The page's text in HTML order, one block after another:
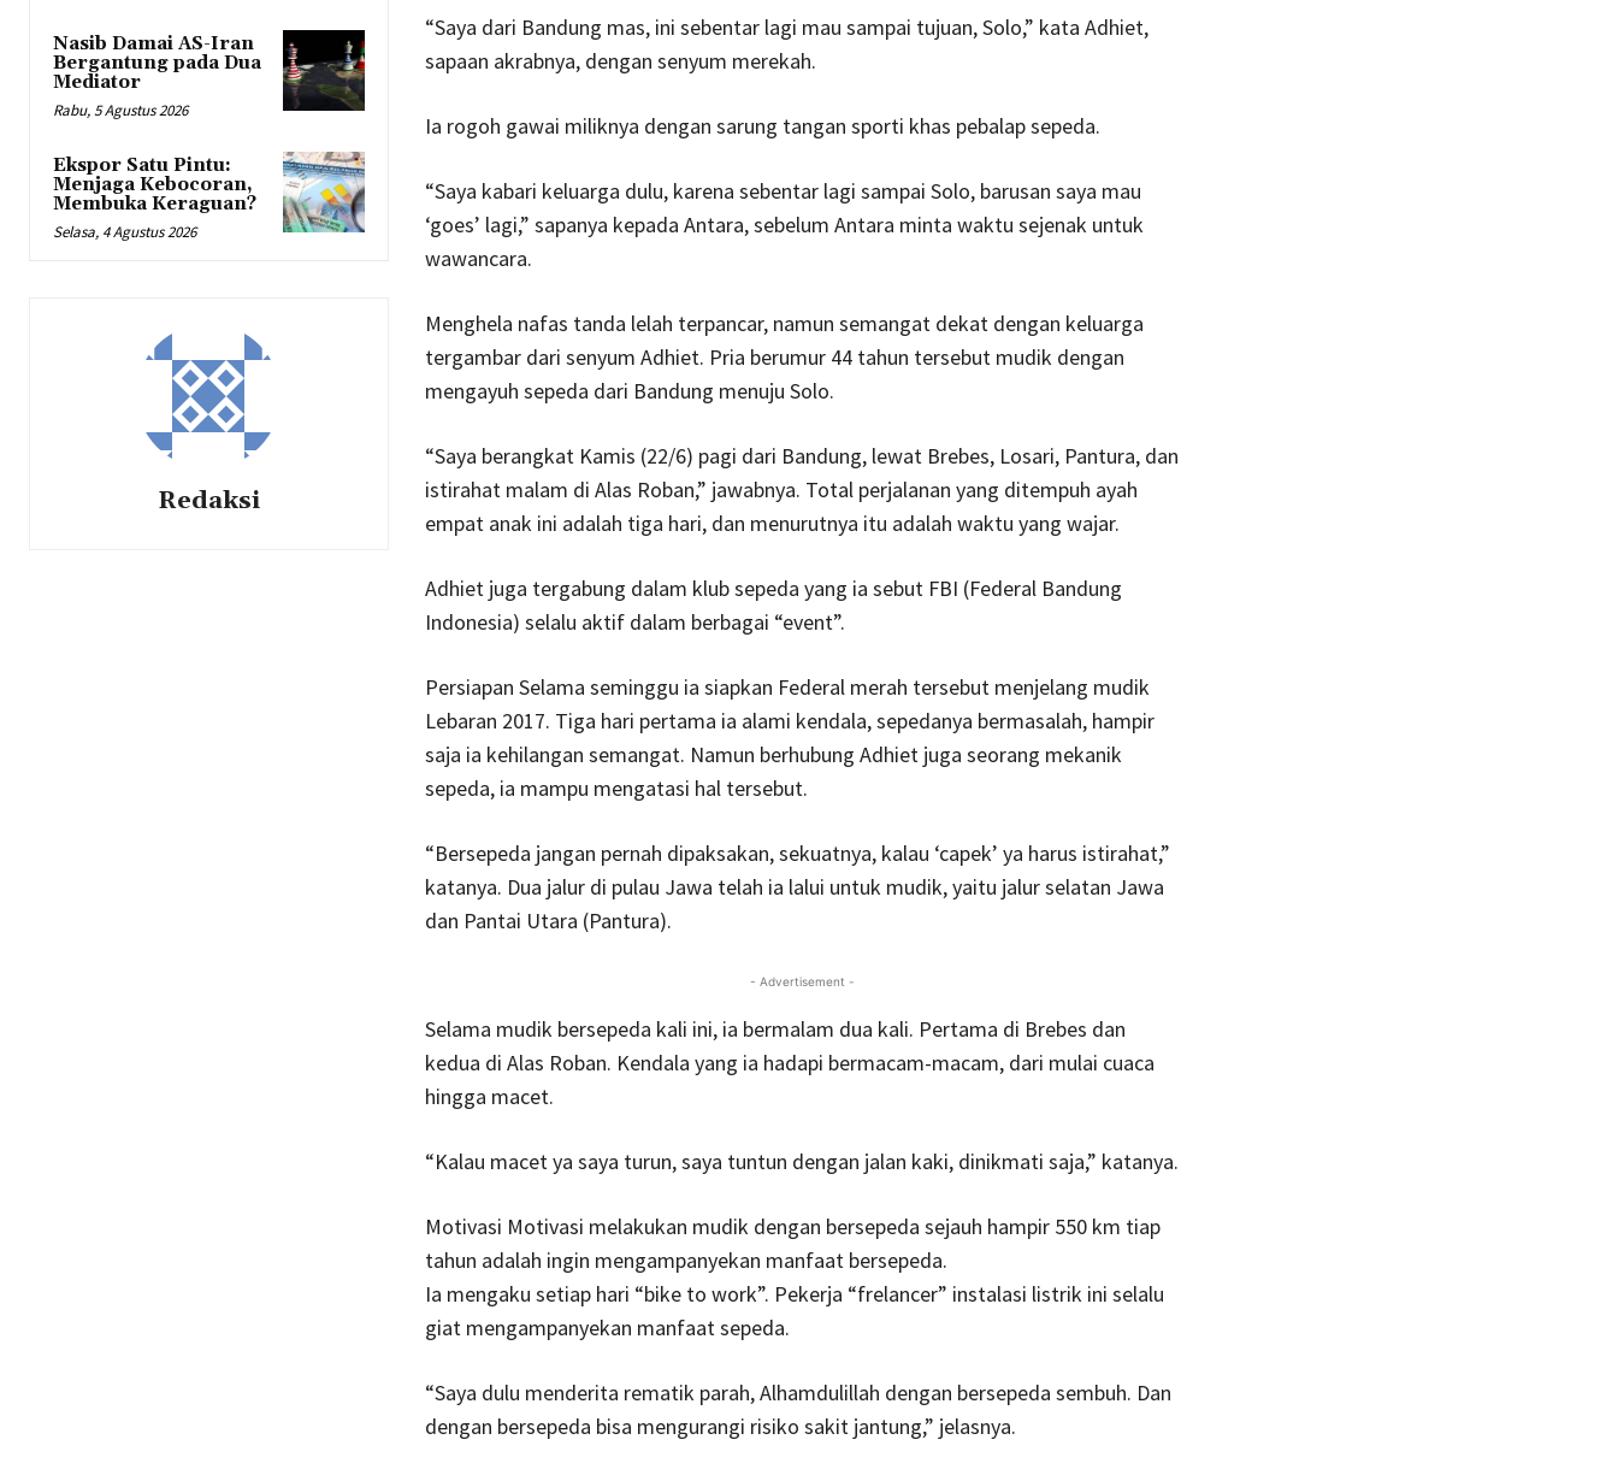
Nasib Damai AS-Iran
Bergantung pada Dua
Mediator
Rabu, 5 Agustus 2026
Ekspor Satu Pintu:
Menjaga Kebocoran,
Membuka Keraguan?
Selasa, 4 Agustus 2026
Redaksi
“Saya dari Bandung mas, ini sebentar lagi mau sampai tujuan, Solo,” kata Adhiet,
sapaan akrabnya, dengan senyum merekah.
Ia rogoh gawai miliknya dengan sarung tangan sporti khas pebalap sepeda.
“Saya kabari keluarga dulu, karena sebentar lagi sampai Solo, barusan saya mau
‘goes’ lagi,” sapanya kepada Antara, sebelum Antara minta waktu sejenak untuk
wawancara.
Menghela nafas tanda lelah terpancar, namun semangat dekat dengan keluarga
tergambar dari senyum Adhiet. Pria berumur 44 tahun tersebut mudik dengan
mengayuh sepeda dari Bandung menuju Solo.
“Saya berangkat Kamis (22/6) pagi dari Bandung, lewat Brebes, Losari, Pantura, dan
istirahat malam di Alas Roban,” jawabnya. Total perjalanan yang ditempuh ayah
empat anak ini adalah tiga hari, dan menurutnya itu adalah waktu yang wajar.
Adhiet juga tergabung dalam klub sepeda yang ia sebut FBI (Federal Bandung
Indonesia) selalu aktif dalam berbagai “event”.
Persiapan Selama seminggu ia siapkan Federal merah tersebut menjelang mudik
Lebaran 2017. Tiga hari pertama ia alami kendala, sepedanya bermasalah, hampir
saja ia kehilangan semangat. Namun berhubung Adhiet juga seorang mekanik
sepeda, ia mampu mengatasi hal tersebut.
“Bersepeda jangan pernah dipaksakan, sekuatnya, kalau ‘capek’ ya harus istirahat,”
katanya. Dua jalur di pulau Jawa telah ia lalui untuk mudik, yaitu jalur selatan Jawa
dan Pantai Utara (Pantura).
- Advertisement -
Selama mudik bersepeda kali ini, ia bermalam dua kali. Pertama di Brebes dan
kedua di Alas Roban. Kendala yang ia hadapi bermacam-macam, dari mulai cuaca
hingga macet.
“Kalau macet ya saya turun, saya tuntun dengan jalan kaki, dinikmati saja,” katanya.
Motivasi Motivasi melakukan mudik dengan bersepeda sejauh hampir 550 km tiap
tahun adalah ingin mengampanyekan manfaat bersepeda.
Ia mengaku setiap hari “bike to work”. Pekerja “frelancer” instalasi listrik ini selalu
giat mengampanyekan manfaat sepeda.
“Saya dulu menderita rematik parah, Alhamdulillah dengan bersepeda sembuh. Dan
dengan bersepeda bisa mengurangi risiko sakit jantung,” jelasnya.